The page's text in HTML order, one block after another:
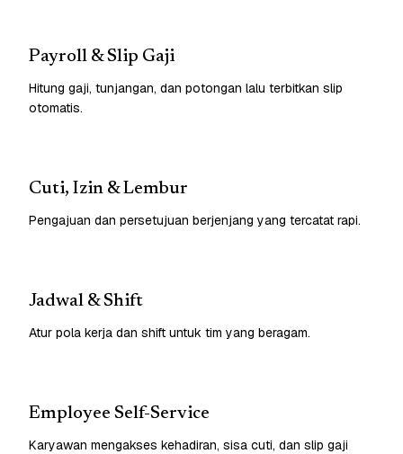
Payroll & Slip Gaji
Hitung gaji, tunjangan, dan potongan lalu terbitkan slip
otomatis.
Cuti, Izin & Lembur
Pengajuan dan persetujuan berjenjang yang tercatat rapi.
Jadwal & Shift
Atur pola kerja dan shift untuk tim yang beragam.
Employee Self-Service
Karyawan mengakses kehadiran, sisa cuti, dan slip gaji